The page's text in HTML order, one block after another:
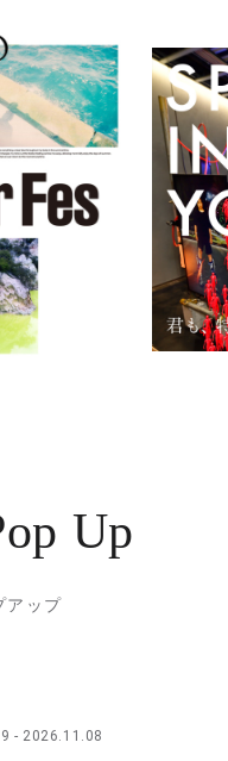
Up
アップ
2026.11.08